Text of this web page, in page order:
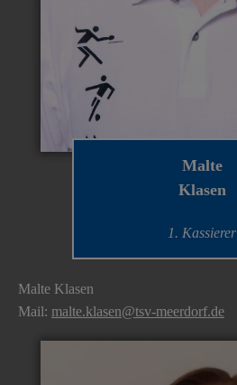
Malte
Klasen
1. Kassierer
Malte Klasen
Mail: malte.klasen@tsv-meerdorf.de